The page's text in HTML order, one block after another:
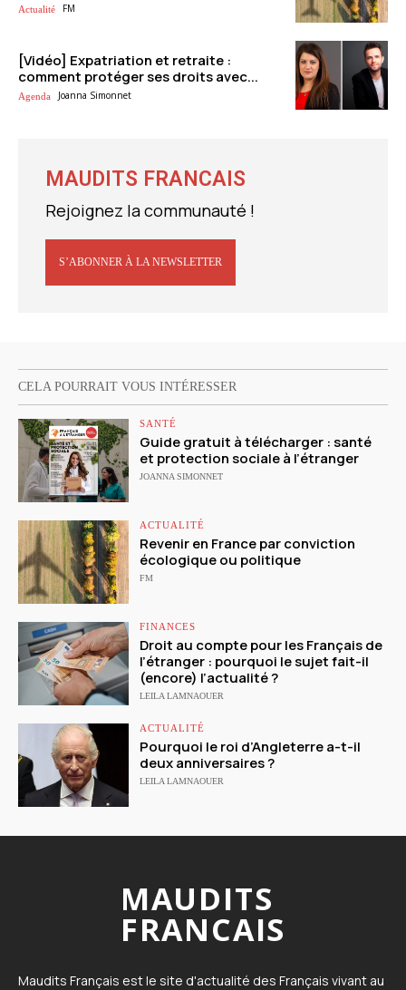
Actualité FM
[Vidéo] Expatriation et retraite :
comment protéger ses droits avec...
Agenda Joanna Simonnet
MAUDITS FRANCAIS
Rejoignez la communauté !
S’ABONNER À LA NEWSLETTER
CELA POURRAIT VOUS INTÉRESSER
SANTÉ
Guide gratuit à télécharger : santé
et protection sociale à l’étranger
JOANNA SIMONNET
ACTUALITÉ
Revenir en France par conviction
écologique ou politique
FM
FINANCES
Droit au compte pour les Français de
l’étranger : pourquoi le sujet fait-il
(encore) l’actualité ?
LEILA LAMNAOUER
ACTUALITÉ
Pourquoi le roi d’Angleterre a-t-il
deux anniversaires ?
LEILA LAMNAOUER
MAUDITS
FRANCAIS
Maudits Français est le site d'actualité des Français vivant au